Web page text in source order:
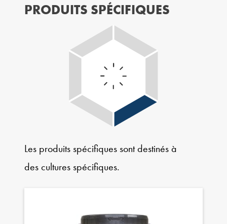
PRODUITS SPÉCIFIQUES
Les produits spécifiques sont destinés à
des cultures spécifiques.